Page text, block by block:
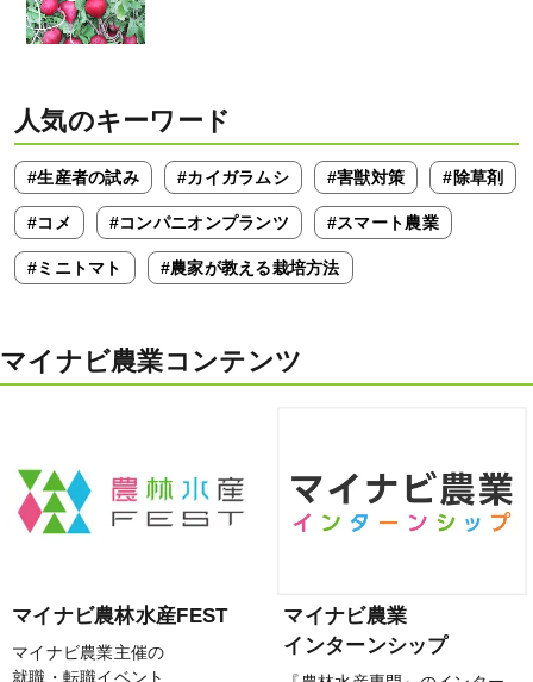
人気のキーワード
#生産者の試み #カイガラムシ #害獣対策 #除草剤
#コメ #コンパニオンプランツ #スマート農業
#ミニトマト #農家が教える栽培方法
マイナビ農業コンテンツ
マイナビ農林水産FEST
マイナビ農業主催の
就職・転職イベント
マイナビ農業
インターンシップ